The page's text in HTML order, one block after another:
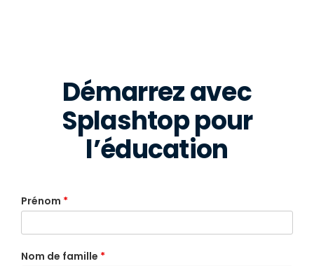
Démarrez avec
Splashtop pour
l’éducation
Prénom *
Nom de famille *